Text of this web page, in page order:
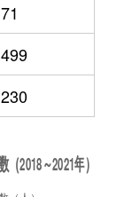
71
499
230